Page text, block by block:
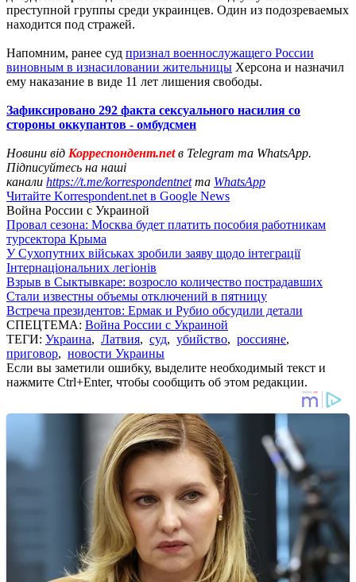
преступной группы среди украинцев. Один из подозреваемых
находится под стражей.
Напомним, ранее суд признал военнослужащего России
виновным в изнасиловании жительницы Херсона и назначил
ему наказание в виде 11 лет лишения свободы.
Зафиксировано 292 факта сексуального насилия со
стороны оккупантов - омбудсмен
Новини від Корреспондент.netв Telegram та WhatsApp.
Підписуйтесь на наші
канали https://t.me/korrespondentnetта WhatsApp
Читайте Korrespondent.net в Google News
Война России с Украиной
Провал сезона: Москва будет платить пособия работникам
турсектора Крыма
У Сухопутних військах зробили заяву щодо інтеграції
Інтернаціональних легіонів
Взрыв в Сыктывкаре: возросло количество пострадавших
Стали известны объемы отключений в пятницу
Встреча президентов: Ермак и Рубио обсудили детали
СПЕЦТЕМА: Война России с Украиной
ТЕГИ: Украина, Латвия, суд, убийство, россияне,
приговор, новости Украины
Если вы заметили ошибку, выделите необходимый текст и
нажмите Ctrl+Enter, чтобы сообщить об этом редакции.